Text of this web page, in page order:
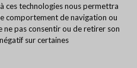
ces technologies nous permettra
comportement de navigation ou
ne pas consentir ou de retirer son
sur certaines